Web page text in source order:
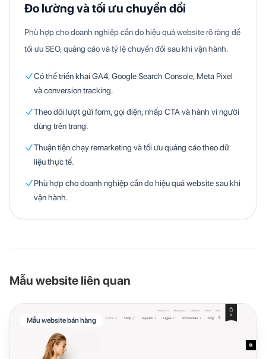
Đo lường và tối ưu chuyển đổi
Phù hợp cho doanh nghiệp cần đo hiệu quả website rõ ràng để
tối ưu SEO, quảng cáo và tỷ lệ chuyển đổi sau khi vận hành.
Có thể triển khai GA4, Google Search Console, Meta Pixel
và conversion tracking.
Theo dõi lượt gửi form, gọi điện, nhấp CTA và hành vi người
dùng trên trang.
Thuận tiện chạy remarketing và tối ưu quảng cáo theo dữ
liệu thực tế.
Phù hợp cho doanh nghiệp cần đo hiệu quả website sau khi
vận hành.
Mẫu website liên quan
Mẫu website bán hàng